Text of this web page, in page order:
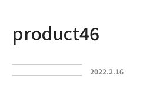
product46
2022.2.16